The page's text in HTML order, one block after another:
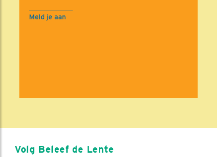
Meld je aan
Volg Beleef de Lente